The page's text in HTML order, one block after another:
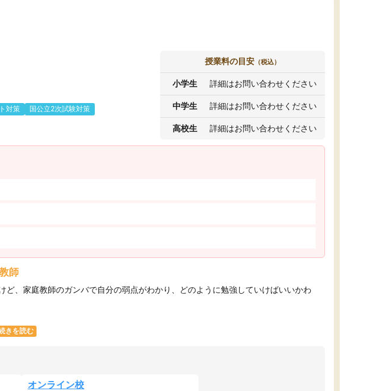
対策
国公立2次試験対策
授業料の目安 （税込）
小学生 詳細はお問い合わせください
中学生 詳細はお問い合わせください
高校生 詳細はお問い合わせください
師
、家庭教師のガンバで自分の弱点がわかり、どのように勉強していけばいいかわ
きを読む
オンライン校